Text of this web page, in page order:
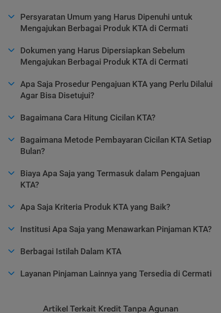
Persyaratan Umum yang Harus Dipenuhi untuk
Mengajukan Berbagai Produk KTA di Cermati
Dokumen yang Harus Dipersiapkan Sebelum
Mengajukan Berbagai Produk KTA di Cermati
Apa Saja Prosedur Pengajuan KTA yang Perlu Dilalui
Agar Bisa Disetujui?
Bagaimana Cara Hitung Cicilan KTA?
Bagaimana Metode Pembayaran Cicilan KTA Setiap
Bulan?
Biaya Apa Saja yang Termasuk dalam Pengajuan
KTA?
Apa Saja Kriteria Produk KTA yang Baik?
Institusi Apa Saja yang Menawarkan Pinjaman KTA?
Berbagai Istilah Dalam KTA
Layanan Pinjaman Lainnya yang Tersedia di Cermati
Artikel Terkait Kredit Tanpa Agunan